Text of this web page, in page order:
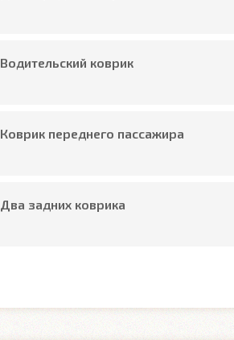
Водительский коврик
Коврик переднего пассажира
Два задних коврика